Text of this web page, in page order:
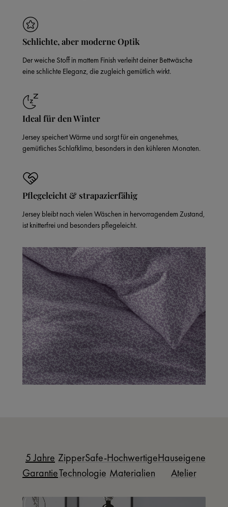
Schlichte, aber moderne Optik
Der weiche Stoff in mattem Finish verleiht deiner Bettwäsche
eine schlichte Eleganz, die zugleich gemütlich wirkt.
Ideal für den Winter
Jersey speichert Wärme und sorgt für ein angenehmes,
gemütliches Schlafklima, besonders in den kühleren Monaten.
Pflegeleicht & strapazierfähig
Jersey bleibt nach vielen Wäschen in hervorragendem Zustand,
ist knitterfrei und besonders pflegeleicht.
5 Jahre
Garantie
ZipperSafe-
Technologie
Hochwertige
Materialien
Hauseigenes
Atelier